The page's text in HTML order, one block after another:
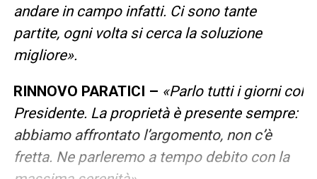
andare in campo infatti. Ci sono tante
partite, ogni volta si cerca la soluzione
migliore».
RINNOVO PARATICI – «Parlo tutti i giorni col
Presidente. La proprietà è presente sempre:
abbiamo affrontato l’argomento, non c’è
fretta. Ne parleremo a tempo debito con la